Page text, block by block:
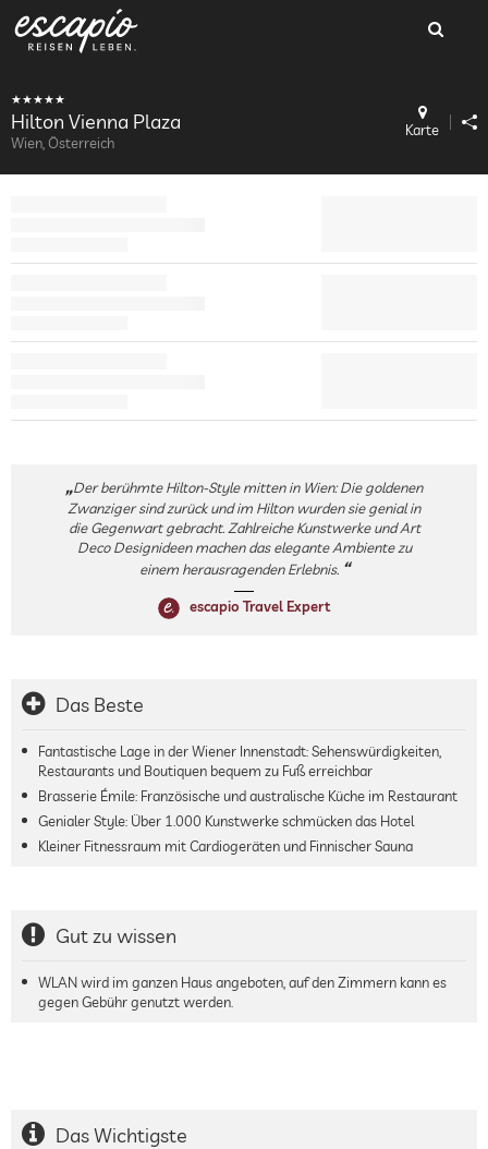
Hilton Vienna Plaza
Wien, Österreich
Karte
Der berühmte Hilton-Style mitten in Wien: Die goldenen
Zwanziger sind zurück und im Hilton wurden sie genial in
die Gegenwart gebracht. Zahlreiche Kunstwerke und Art
Deco Designideen machen das elegante Ambiente zu
einem herausragenden Erlebnis.
escapio Travel Expert
Das Beste
Fantastische Lage in der Wiener Innenstadt: Sehenswürdigkeiten,
Restaurants und Boutiquen bequem zu Fuß erreichbar
Brasserie Émile: Französische und australische Küche im Restaurant
Genialer Style: Über 1.000 Kunstwerke schmücken das Hotel
Kleiner Fitnessraum mit Cardiogeräten und Finnischer Sauna
Gut zu wissen
WLAN wird im ganzen Haus angeboten, auf den Zimmern kann es
gegen Gebühr genutzt werden.
Das Wichtigste